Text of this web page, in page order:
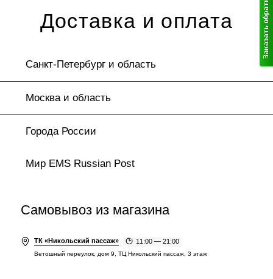
Доставка и оплата
Санкт-Петербург и область
Москва и область
Города России
Мир EMS Russian Post
Самовывоз из магазина
ТК «Никольский пассаж» 11:00 — 21:00
Ветошный переулок, дом 9, ТЦ Никольский пассаж, 3 этаж